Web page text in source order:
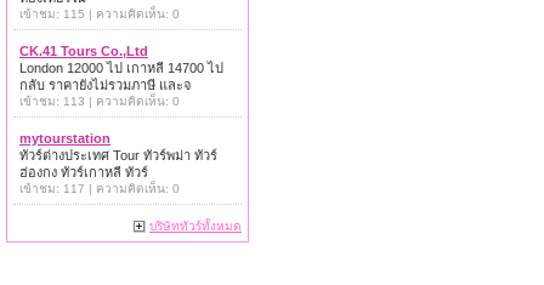
เข้าชม: 115 | ความคิดเห็น: 0
CK.41 Tours Co.,Ltd
London 12000 ไป เกาหลี 14700 ไป
กลับ ราคายังไม่รวมภาษี และจ
เข้าชม: 113 | ความคิดเห็น: 0
mytourstation
ทัวร์ต่างประเทศ Tour ทัวร์พม่า ทัวร์
ฮ่องกง ทัวร์เกาหลี ทัวร์
เข้าชม: 117 | ความคิดเห็น: 0
บริษัททัวร์ทั้งหมด